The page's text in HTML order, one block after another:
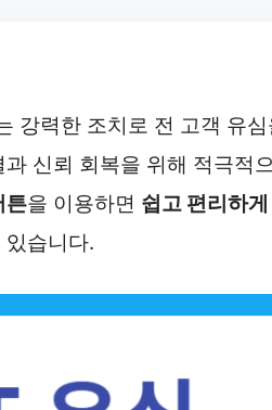
강력한 조치로 전 고객 유심
신뢰 회복을 위해 적극적
튼을 이용하면 쉽고 편리하게
습니다.